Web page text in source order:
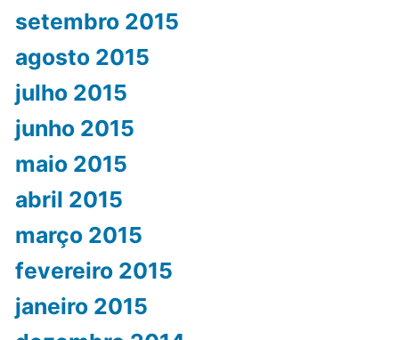
setembro 2015
agosto 2015
julho 2015
junho 2015
maio 2015
abril 2015
março 2015
fevereiro 2015
janeiro 2015